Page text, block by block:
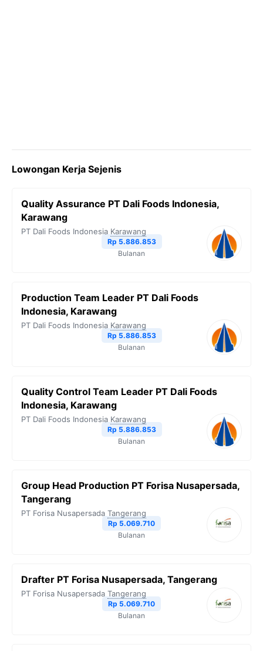
Lowongan Kerja Sejenis
Quality Assurance PT Dali Foods Indonesia,
Karawang
PT Dali Foods Indonesia Karawang
Rp 5.886.853
Bulanan
Production Team Leader PT Dali Foods
Indonesia, Karawang
PT Dali Foods Indonesia Karawang
Rp 5.886.853
Bulanan
Quality Control Team Leader PT Dali Foods
Indonesia, Karawang
PT Dali Foods Indonesia Karawang
Rp 5.886.853
Bulanan
Group Head Production PT Forisa Nusapersada,
Tangerang
PT Forisa Nusapersada Tangerang
Rp 5.069.710
Bulanan
Drafter PT Forisa Nusapersada, Tangerang
PT Forisa Nusapersada Tangerang
Rp 5.069.710
Bulanan